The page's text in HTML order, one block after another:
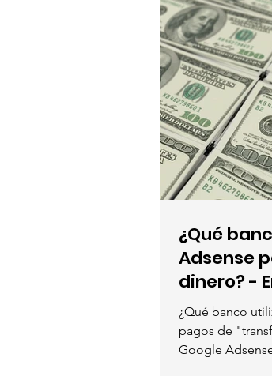
¿Qué
Adsense
dinero? -
¿Qué banco
pagos de
Google